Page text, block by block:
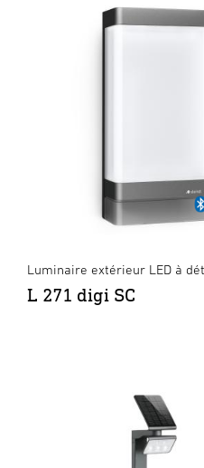
Luminaire extérieur LED à
L 271 digi SC